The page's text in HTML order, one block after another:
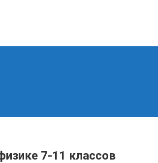
7-11 классов